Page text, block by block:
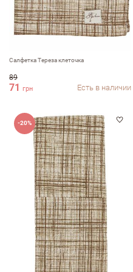
Салфетка Тереза клеточка
89
71 грн Есть в наличии
-20%